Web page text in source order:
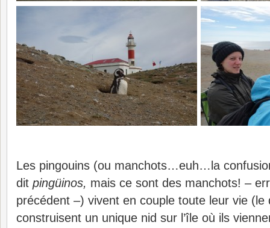
Les pingouins (ou manchots…euh…la
dit pingüinos, mais ce sont des manchots! –
précédent –) vivent en couple toute leur vie (le
construisent un unique nid sur l’île où ils